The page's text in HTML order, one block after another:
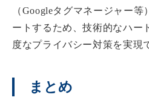
（Googleタグマネージャー
ートするため、技術的なハー
度なプライバシー対策を実現
まとめ